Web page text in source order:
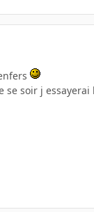
soir j